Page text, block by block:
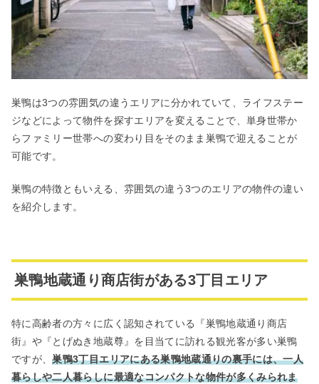
巣鴨は3つの雰囲気の違うエリアに分かれていて、ライフステー
ジなどによって物件を探すエリアを変えることで、単身世帯か
らファミリー世帯への変わり目をそのまま巣鴨で迎えることが
可能です。
巣鴨の特徴ともいえる、雰囲気の違う3つのエリアの物件の違い
を紹介します。
巣鴨地蔵通り商店街がある3丁目エリア
特に高齢者の方々に広く認知されている『巣鴨地蔵通り商店
街』や『とげぬき地蔵尊』を目当てに訪れる観光客が多い巣鴨
ですが、巣鴨3丁目エリアにある巣鴨地蔵通りの裏手には、一人
暮らしや二人暮らしに最適なコンパクトな物件が多くみられま